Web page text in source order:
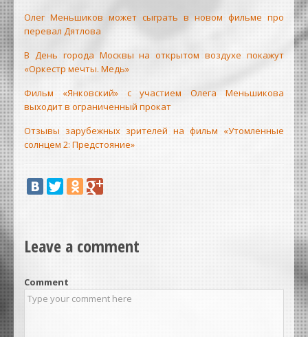
Олег Меньшиков может сыграть в новом фильме про
перевал Дятлова
В День города Москвы на открытом воздухе покажут
«Оркестр мечты. Медь»
Фильм «Янковский» с участием Олега Меньшикова
выходит в ограниченный прокат
Отзывы зарубежных зрителей на фильм «Утомленные
солнцем 2: Предстояние»
Leave a comment
Comment